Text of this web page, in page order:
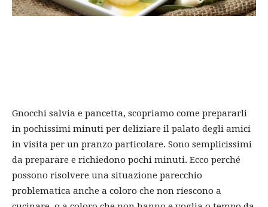
Gnocchi salvia e pancetta, scopriamo come prepararli
in pochissimi minuti per deliziare il palato degli amici
in visita per un pranzo particolare. Sono semplicissimi
da preparare e richiedono pochi minuti. Ecco perché
possono risolvere una situazione parecchio
problematica anche a coloro che non riescono a